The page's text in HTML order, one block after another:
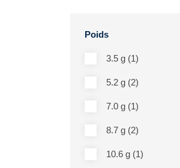
Poids
3.5 g (1)
5.2 g (2)
7.0 g (1)
8.7 g (2)
10.6 g (1)